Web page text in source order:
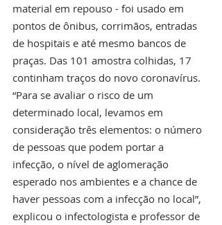
material em repouso - foi usado em
pontos de ônibus, corrimãos, entradas
de hospitais e até mesmo bancos de
praças. Das 101 amostra colhidas, 17
continham traços do novo coronavírus.
“Para se avaliar o risco de um
determinado local, levamos em
consideração três elementos: o número
de pessoas que podem portar a
infecção, o nível de aglomeração
esperado nos ambientes e a chance de
haver pessoas com a infecção no local”,
explicou o infectologista e professor de